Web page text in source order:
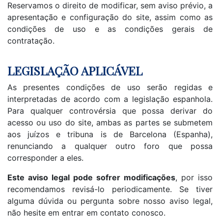
Reservamos o direito de modificar, sem aviso prévio, a
apresentação e configuração do site, assim como as
condições de uso e as condições gerais de
contratação.
LEGISLAÇÃO APLICÁVEL
As presentes condições de uso serão regidas e
interpretadas de acordo com a legislação espanhola.
Para qualquer controvérsia que possa derivar do
acesso ou uso do site, ambas as partes se submetem
aos juízos e tribuna is de Barcelona (Espanha),
renunciando a qualquer outro foro que possa
corresponder a eles.
Este aviso legal pode sofrer modificações, por isso
recomendamos revisá-lo periodicamente. Se tiver
alguma dúvida ou pergunta sobre nosso aviso legal,
não hesite em entrar em contato conosco.